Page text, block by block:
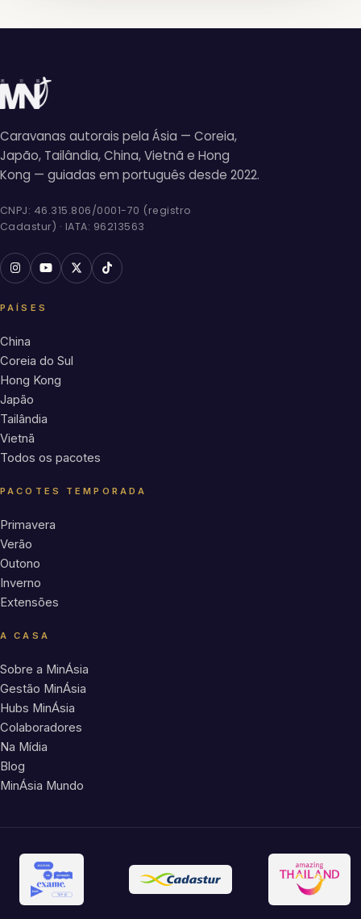
Caravanas autorais pela Ásia — Coreia,
Japão, Tailândia, China, Vietnã e Hong
Kong — guiadas em português desde 2022.
CNPJ: 46.315.806/0001-70 (registro
Cadastur) · IATA: 96213563
PAÍSES
China
Coreia do Sul
Hong Kong
Japão
Tailândia
Vietnã
Todos os pacotes
PACOTES TEMPORADA
Primavera
Verão
Outono
Inverno
Extensões
A CASA
Sobre a MinÁsia
Gestão MinÁsia
Hubs MinÁsia
Colaboradores
Na Mídia
Blog
MinÁsia Mundo